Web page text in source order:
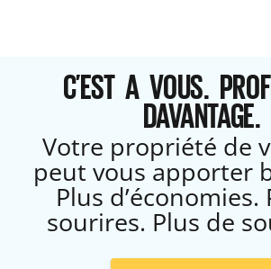
C’EST A VOUS.
DAVANTAGE.
Votre propriété de
peut vous apporter
Plus d’économies.
sourires. Plus de